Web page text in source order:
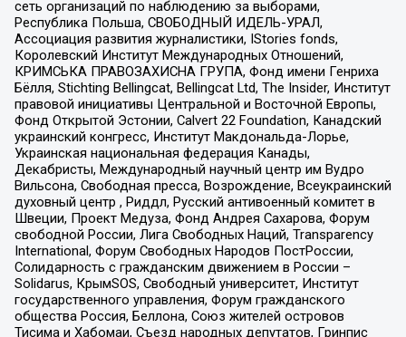
сеть организаций по наблюдению за выборами,
Республика Польша, СВОБОДНЫЙ ИДЕЛЬ-УРАЛ,
Ассоциация развития журналистики, IStories fonds,
Королевский Институт Международных Отношений,
КРИМСЬКА ПРАВОЗАХИСНА ГРУПА, Фонд имени Генриха
Бёлля, Stichting Bellingcat, Bellingcat Ltd, The Insider, Институт
правовой инициативы Центральной и Восточной Европы,
Фонд Открытой Эстонии, Calvert 22 Foundation, Канадский
украинский конгресс, Институт Макдональда-Лорье,
Украинская национальная федерация Канады,
Декабристы, Международный научный центр им Вудро
Вильсона, Свободная пресса, Возрождение, Всеукраинский
духовный центр , Риддл, Русский антивоенный комитет в
Швеции, Проект Медуза, Фонд Андрея Сахарова, Форум
свободной России, Лига Свободных Наций, Transparеncy
International, Форум Свободных Народов ПостРоссии,
Солидарность с гражданским движением в России –
Solidarus, КрымSOS, Свободный университет, Институт
государственного управления, Форум гражданского
общества Россия, Беллона, Союз жителей островов
Тисима и Хабомаи, Съезд народных депутатов, Гринпис